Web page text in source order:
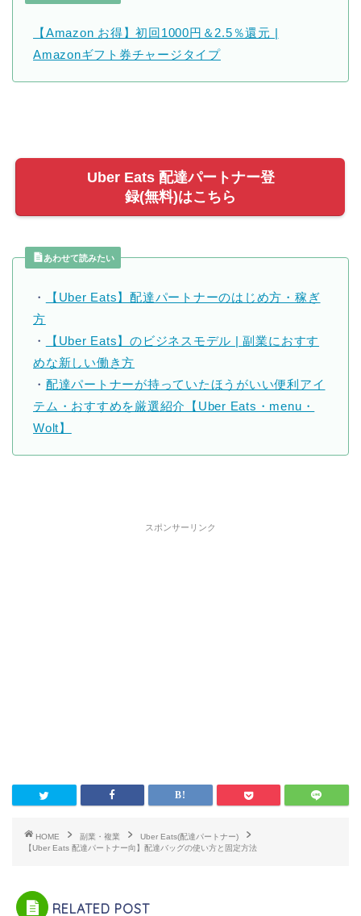
【Amazon お得】初回1000円＆2.5％還元 |
Amazonギフト券チャージタイプ
Uber Eats 配達パートナー登
録(無料)はこちら
あわせて読みたい
・
【Uber Eats】配達パートナーのはじめ方・稼ぎ
方
・
【Uber Eats】のビジネスモデル | 副業におすす
めな新しい働き方
・ 配達パートナーが持っていたほうがいい便利アイ
テム・おすすめを厳選紹介【Uber Eats・menu・
Wolt】
スポンサーリンク
HOME 副業・複業
Uber Eats(配達パートナー)
【Uber Eats 配達パートナー向】配達バッグの使い方と固定方法
RELATED POST